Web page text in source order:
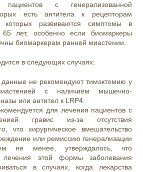
с генерализованной
есть антитела к рецепторам
развиваются симптомы в
лет, особенно если биомаркеры
биомаркерам ранней миастении.
в следующих случаях:
не рекомендуют тимэктомию у
с наличием мышечно-
или антител к LRP4.
для лечения пациентов с
гравис из-за отсутствия
что хирургическое вмешательство
или ремиссию генерализации
не менее, утверждалось, что
лечения этой формы заболевания
в случаях, когда лекарства